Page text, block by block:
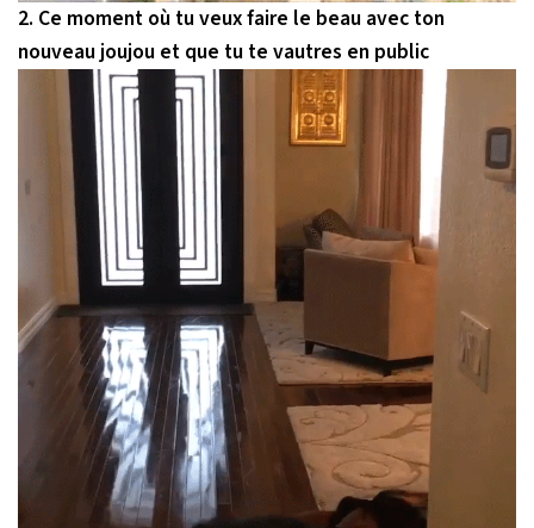
2. Ce moment où tu veux faire le beau avec ton
nouveau joujou et que tu te vautres en public